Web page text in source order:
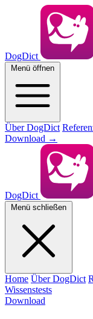
DogDict
Menü öffnen
Über DogDict
Download →
DogDict
Menü schließen
Home Über DogDict
Wissenstests
Download